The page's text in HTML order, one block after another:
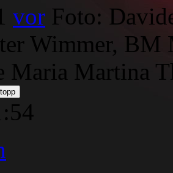
vor Foto:
Wimmer, BM
Maria Martina